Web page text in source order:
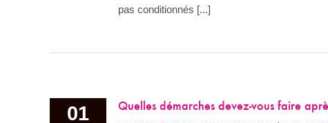
pas conditionnés [...]
01 Quelles démarches devez-vous faire